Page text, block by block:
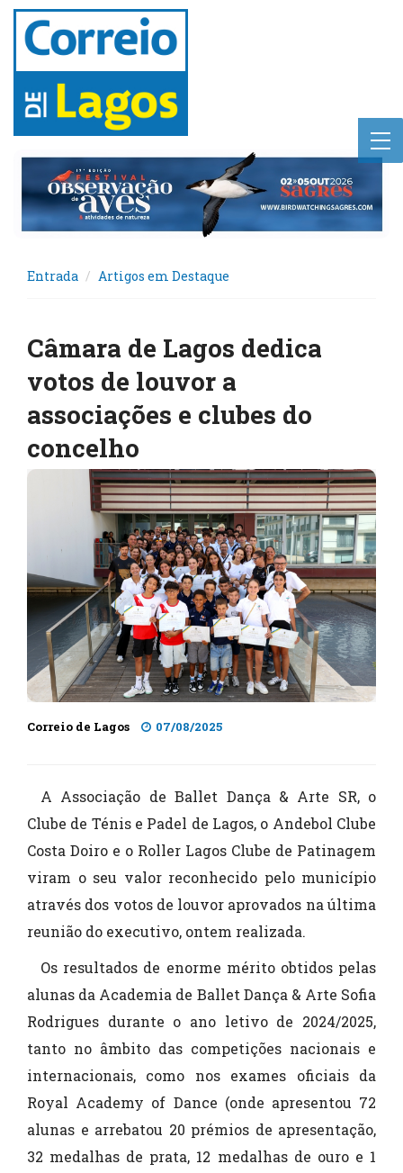
Entrada Artigos em Destaque
Câmara de Lagos dedica
votos de louvor a
associações e clubes do
concelho
Correio de Lagos 07/08/2025
A Associação de Ballet Dança & Arte SR, o
Clube de Ténis e Padel de Lagos, o Andebol Clube
Costa Doiro e o Roller Lagos Clube de Patinagem
viram o seu valor reconhecido pelo município
através dos votos de louvor aprovados na última
reunião do executivo, ontem realizada.
Os resultados de enorme mérito obtidos pelas
alunas da Academia de Ballet Dança & Arte Sofia
Rodrigues durante o ano letivo de 2024/2025,
tanto no âmbito das competições nacionais e
internacionais, como nos exames oficiais da
Royal Academy of Dance (onde apresentou 72
alunas e arrebatou 20 prémios de apresentação,
32 medalhas de prata, 12 medalhas de ouro e 1